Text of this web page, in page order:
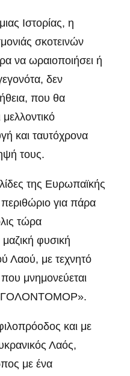
Ιστορίας, η
σκοτεινών
να ωραιοποιήσει ή
δεν
που θα
και ταυτόχρονα
τους.
της Ευρωπαϊκής
για πάρα
τώρα
μαζική φυσική
Λαού, με τεχνητό
μνημονεύεται
«ΓΟΛΟΝΤΟΜΟΡ».
και με
Λαός,
με ένα